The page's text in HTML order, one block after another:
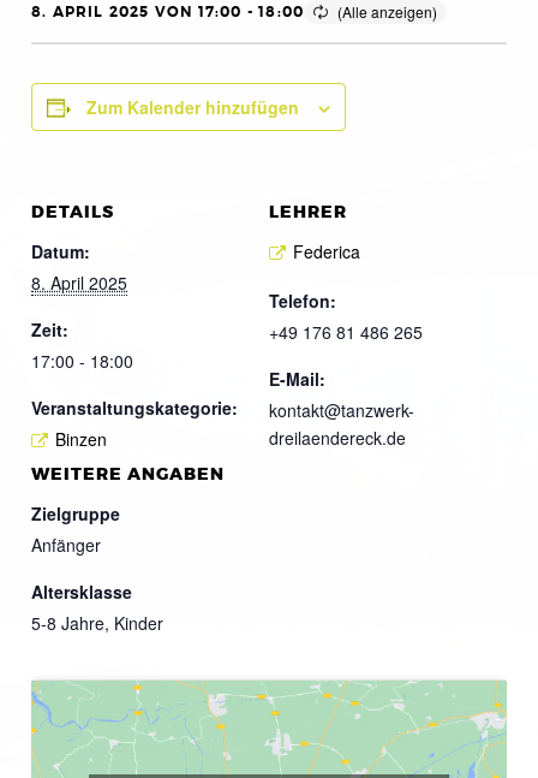
8. APRIL 2025 VON 17:00 -18:00
Zum Kalender hinzufügen
DETAILS
Datum:
8. April 2025
Zeit:
17:00 - 18:00
Veranstaltungskategorie:
Binzen
LEHRER
Federica
Telefon:
+49 176 81 486 265
E-Mail:
kontakt@tanzwerk-
dreilaendereck.de
WEITERE ANGABEN
Zielgruppe
Anfänger
Altersklasse
5-8 Jahre, Kinder